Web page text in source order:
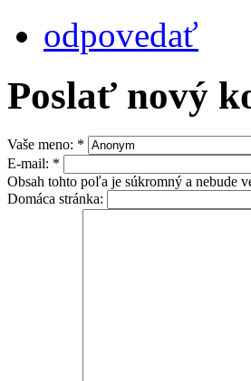
odpovedať
Poslať nový
Vaše meno: *
E-mail: *
Obsah tohto poľa je súkromný a nebude
Domáca stránka: